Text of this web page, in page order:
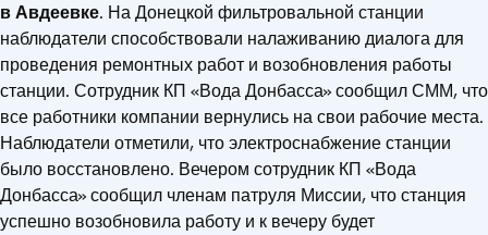
в Авдеевке. На Донецкой фильтровальной станции
наблюдатели способствовали налаживанию диалога для
проведения ремонтных работ и возобновления работы
станции. Сотрудник КП «Вода Донбасса» сообщил СММ, что
все работники компании вернулись на свои рабочие места.
Наблюдатели отметили, что электроснабжение станции
было восстановлено. Вечером сотрудник КП «Вода
Донбасса» сообщил членам патруля Миссии, что станция
успешно возобновила работу и к вечеру будет